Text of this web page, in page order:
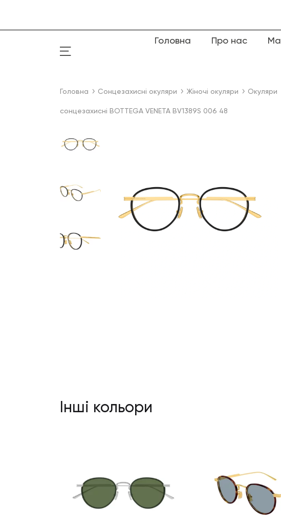
Головна Про нас
Головна Сонцезахисні окуляри Жіночі окуляри Окуляри
сонцезахисні BOTTEGA VENETA BV1389S 006 48
Інші кольори